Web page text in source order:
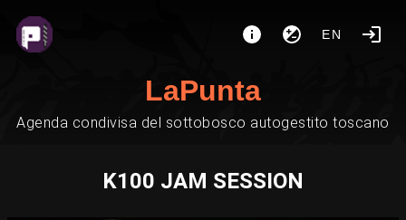
EN
LaPunta
Agenda condivisa del sottobosco autogestito toscano
K100 JAM SESSION